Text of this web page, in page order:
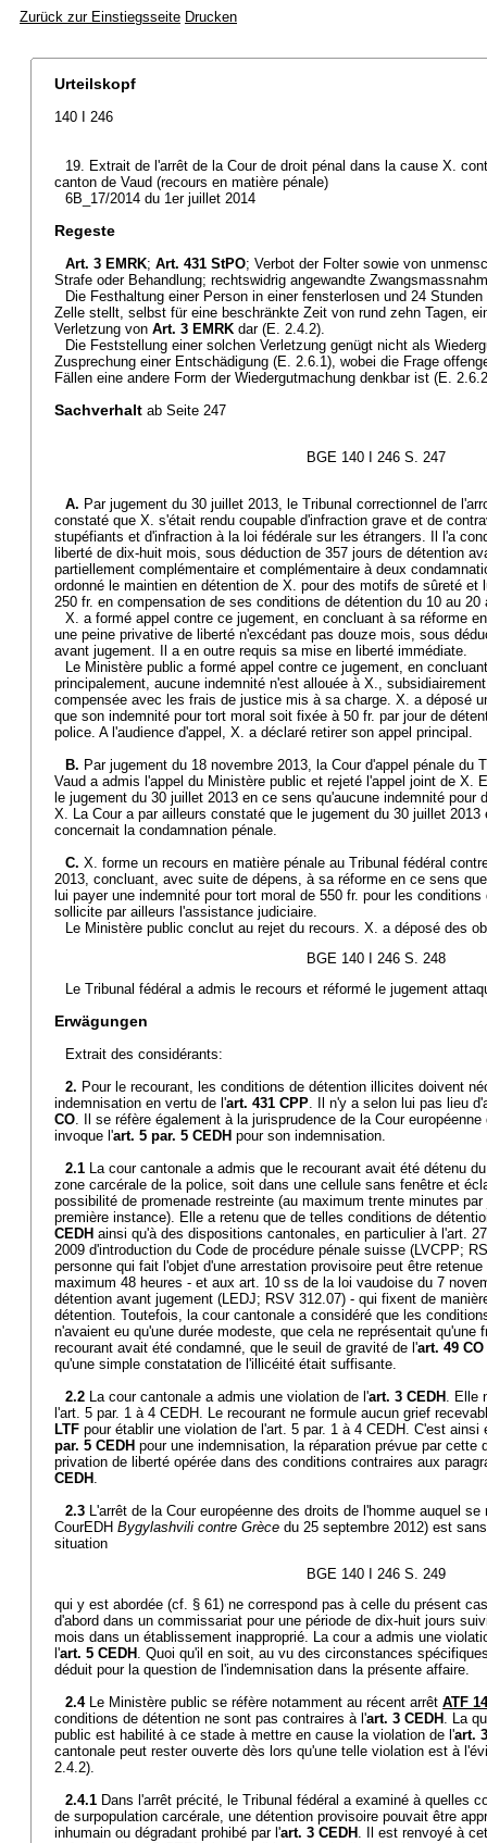
Zurück zur Einstiegsseite Drucken
Urteilskopf
140 I 246
19. Extrait de l'arrêt de la Cour de droit pénal dans la cause X.
canton de Vaud (recours en matière pénale)
6B_17/2014 du 1er juillet 2014
Regeste
Art. 3 EMRK; Art. 431 StPO; Verbot der Folter sowie von
Strafe oder Behandlung; rechtswidrig angewandte
Die Festhaltung einer Person in einer fensterlosen und 24
Zelle stellt, selbst für eine beschränkte Zeit von rund zehn Tagen,
Verletzung von Art. 3 EMRK dar (E. 2.4.2).
Die Feststellung einer solchen Verletzung genügt nicht als
Zusprechung einer Entschädigung (E. 2.6.1), wobei die Frage
Fällen eine andere Form der Wiedergutmachung denkbar ist (E.
Sachverhalt ab Seite 247
BGE 140 I 246 S. 247
A. Par jugement du 30 juillet 2013, le Tribunal correctionnel de
constaté que X. s'était rendu coupable d'infraction grave et de
stupéfiants et d'infraction à la loi fédérale sur les étrangers. Il l'a
liberté de dix-huit mois, sous déduction de 357 jours de détention
partiellement complémentaire et complémentaire à deux
ordonné le maintien en détention de X. pour des motifs de sûreté et
250 fr. en compensation de ses conditions de détention du 10 au 20
X. a formé appel contre ce jugement, en concluant à sa réforme
une peine privative de liberté n'excédant pas douze mois, sous
avant jugement. Il a en outre requis sa mise en liberté immédiate.
Le Ministère public a formé appel contre ce jugement, en
principalement, aucune indemnité n'est allouée à X.,
compensée avec les frais de justice mis à sa charge. X. a déposé
que son indemnité pour tort moral soit fixée à 50 fr. par jour de
police. A l'audience d'appel, X. a déclaré retirer son appel principal.
B. Par jugement du 18 novembre 2013, la Cour d'appel pénale du
Vaud a admis l'appel du Ministère public et rejeté l'appel joint de X.
le jugement du 30 juillet 2013 en ce sens qu'aucune indemnité pour
X. La Cour a par ailleurs constaté que le jugement du 30 juillet
concernait la condamnation pénale.
C. X. forme un recours en matière pénale au Tribunal fédéral
2013, concluant, avec suite de dépens, à sa réforme en ce sens
lui payer une indemnité pour tort moral de 550 fr. pour les
sollicite par ailleurs l'assistance judiciaire.
Le Ministère public conclut au rejet du recours. X. a déposé des
BGE 140 I 246 S. 248
Le Tribunal fédéral a admis le recours et réformé le jugement
Erwägungen
Extrait des considérants:
2. Pour le recourant, les conditions de détention illicites doivent
indemnisation en vertu de l'art. 431 CPP. Il n'y a selon lui pas lieu
CO. Il se réfère également à la jurisprudence de la Cour
invoque l'art. 5 par. 5 CEDH pour son indemnisation.
2.1 La cour cantonale a admis que le recourant avait été détenu
zone carcérale de la police, soit dans une cellule sans fenêtre et
possibilité de promenade restreinte (au maximum trente minutes
première instance). Elle a retenu que de telles conditions de
CEDH ainsi qu'à des dispositions cantonales, en particulier à l'art.
2009 d'introduction du Code de procédure pénale suisse (LVCPP;
personne qui fait l'objet d'une arrestation provisoire peut être
maximum 48 heures - et aux art. 10 ss de la loi vaudoise du 7
détention avant jugement (LEDJ; RSV 312.07) - qui fixent de
détention. Toutefois, la cour cantonale a considéré que les
n'avaient eu qu'une durée modeste, que cela ne représentait qu'une
recourant avait été condamné, que le seuil de gravité de l'art. 49 CO
qu'une simple constatation de l'illicéité était suffisante.
2.2 La cour cantonale a admis une violation de l'art. 3 CEDH . Elle
l'art. 5 par. 1 à 4 CEDH. Le recourant ne formule aucun grief
LTF pour établir une violation de l'art. 5 par. 1 à 4 CEDH. C'est ainsi
par. 5 CEDH pour une indemnisation, la réparation prévue par cette
privation de liberté opérée dans des conditions contraires aux
CEDH .
2.3 L'arrêt de la Cour européenne des droits de l'homme auquel
CourEDH Bygylashvili contre Grèce du 25 septembre 2012) est
situation
BGE 140 I 246 S. 249
qui y est abordée (cf. § 61) ne correspond pas à celle du présent
d'abord dans un commissariat pour une période de dix-huit jours
mois dans un établissement inapproprié. La cour a admis une
l'art. 5 CEDH . Quoi qu'il en soit, au vu des circonstances
déduit pour la question de l'indemnisation dans la présente affaire.
2.4 Le Ministère public se réfère notamment au récent arrêt ATF
conditions de détention ne sont pas contraires à l'art. 3 CEDH . La
public est habilité à ce stade à mettre en cause la violation de l'art.
cantonale peut rester ouverte dès lors qu'une telle violation est à
2.4.2).
2.4.1 Dans l'arrêt précité, le Tribunal fédéral a examiné à quelles
de surpopulation carcérale, une détention provisoire pouvait être
inhumain ou dégradant prohibé par l'art. 3 CEDH . Il est renvoyé à